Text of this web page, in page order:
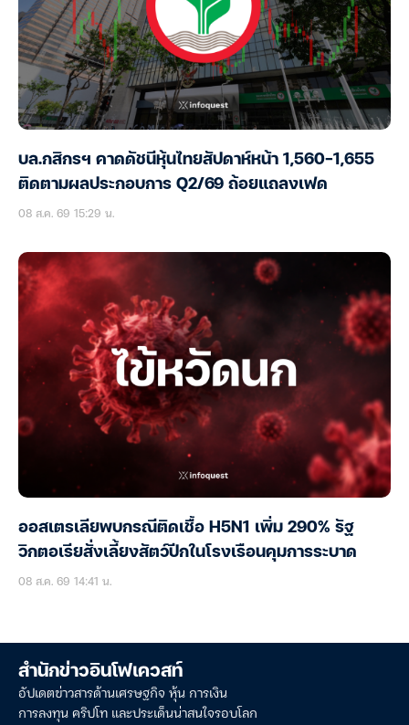
บล.กสิกรฯ คาดดัชนีหุ้นไทยสัปดาห์หน้า 1,560-1,655
ติดตามผลประกอบการ Q2/69 ถ้อยแถลงเฟด
08 ส.ค. 69 15:29 น.
ออสเตรเลียพบกรณีติดเชื้อ H5N1 เพิ่ม 290% รัฐ
วิกตอเรียสั่งเลี้ยงสัตว์ปีกในโรงเรือนคุมการระบาด
08 ส.ค. 69 14:41 น.
สำนักข่าวอินโฟเควสท์
อัปเดตข่าวสารด้านเศรษฐกิจ หุ้น การเงิน
การลงทุน คริปโท และประเด็นน่าสนใจรอบโลก